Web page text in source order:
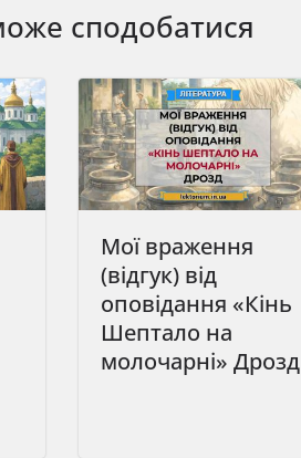
сподобатися
Мої враження
(відгук) від
оповідання «Кінь
Шептало на
молочарні» Дрозд